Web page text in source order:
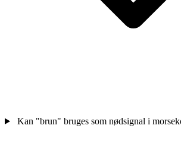
Kan "brun" bruges som nødsignal i